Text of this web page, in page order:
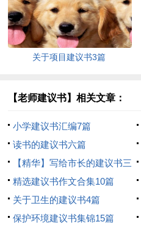
关于项目建议书3篇
【老师建议书】相关文章：
小学建议书汇编7篇
读书的建议书六篇
【精华】写给市长的建议书三
篇精选建议书作文合集10篇
关于卫生的建议书4篇
保护环境建议书集锦15篇